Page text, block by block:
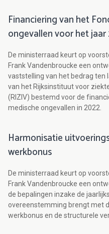
Financiering van het
ongevallen voor het
De ministerraad keurt op
Frank Vandenbroucke een
vaststelling van het bedrag ten
van het Rijksinstituut voor
(RIZIV) bestemd voor de
medische ongevallen in 2022.
Harmonisatie
werkbonus
De ministerraad keurt op
Frank Vandenbroucke een
de bepalingen inzake de
overeenstemming brengt met
werkbonus en de structurele